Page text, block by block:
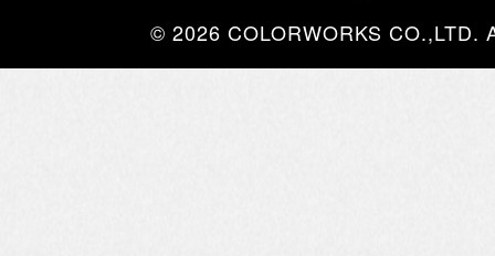
© 2026 COLORWORKS CO.,LTD.